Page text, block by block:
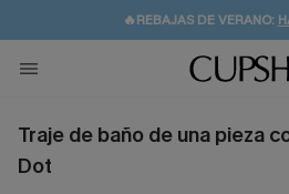
👒PROMOCIÓN DE VERANO:-
💌¡SUSCRIBIRSE &
🚚ENVÍO GRATUITO A
Traje de baño de una pieza
Dot